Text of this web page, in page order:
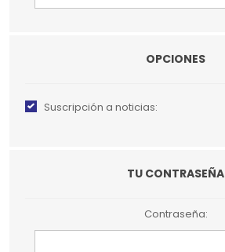
OPCIONES
Suscripción a noticias:
TU CONTRASEÑA
Contraseña: